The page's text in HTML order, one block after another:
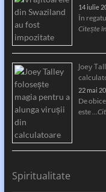
14 iulie
În
Citește
Joey
22 mai
De
este …
Spiritualitate